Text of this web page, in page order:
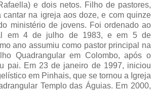
e dois netos. Filho de pastores,
cantar na igreja aos doze, e com quinze
ministério de jovens. Foi ordenado ao
em 4 de julho de 1983, e em 5 de
ano assumiu como pastor principal na
Quadrangular em Colombo, após o
pai. Em 23 de janeiro de 1997, iniciou
em Pinhais, que se tornou a Igreja
Templo das Águias. Em 2000,